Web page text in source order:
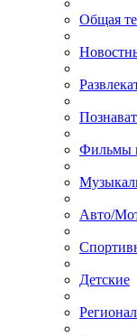
Общая
Фильмы
Авто/
Детские